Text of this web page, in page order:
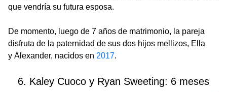
que vendría su futura esposa.
De momento, luego de 7 años de matrimonio, la pareja
disfruta de la paternidad de sus dos hijos mellizos, Ella
y Alexander, nacidos en 2017.
6. Kaley Cuoco y Ryan Sweeting: 6 meses